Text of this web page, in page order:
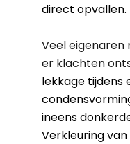
direct opvallen.
Veel
er klachten
lekkage tijdens
ineens
Verkleuring